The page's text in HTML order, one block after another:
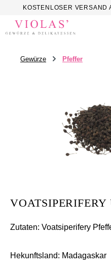
Zum Hauptinhalt springen
KOSTENLOSER VERSAND
Gewürze Pfeffer
VOATSIPERIFERY
Zutaten: Voatsiperifery
Hekunftsland: Madagaskar